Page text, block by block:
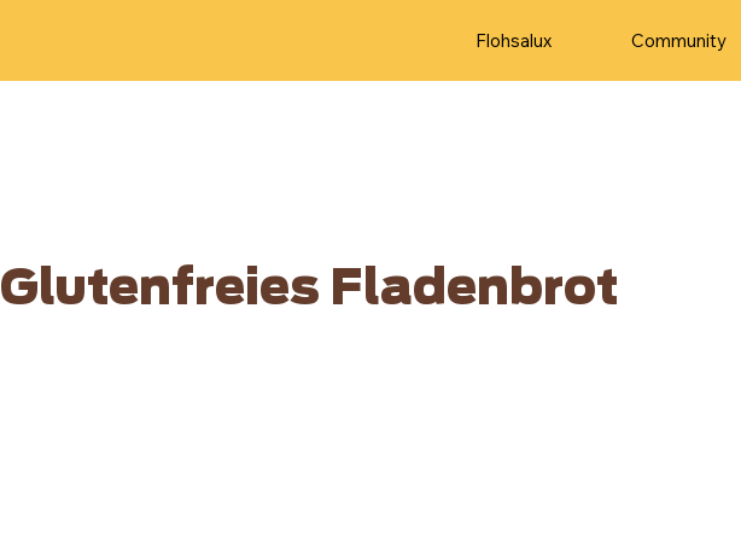
Flohsalux Community
Glutenfreies Fladenbrot